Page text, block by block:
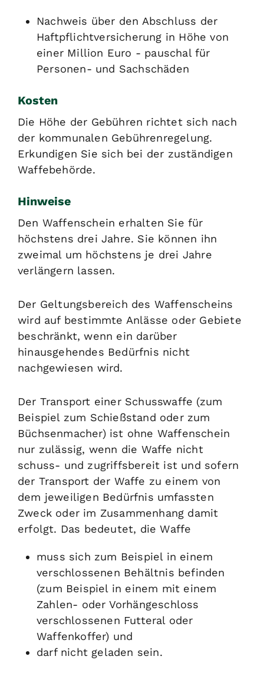
Nachweis über den Abschluss der
Haftpflichtversicherung in Höhe von
einer Million Euro - pauschal für
Personen- und Sachschäden
Kosten
Die Höhe der Gebühren richtet sich nach
der kommunalen Gebührenregelung.
Erkundigen Sie sich bei der zuständigen
Waffebehörde.
Hinweise
Den Waffenschein erhalten Sie für
höchstens drei Jahre. Sie können ihn
zweimal um höchstens je drei Jahre
verlängern lassen.
Der Geltungsbereich des Waffenscheins
wird auf bestimmte Anlässe oder Gebiete
beschränkt,wenn ein darüber
hinausgehendes Bedürfnis nicht
nachgewiesen wird.
Der Transport einer Schusswaffe (zum
Beispiel zum Schießstand oder zum
Büchsenmacher) ist ohne Waffenschein
nur zulässig, wenn die Waffe nicht
schuss- und zugriffsbereit ist und sofern
der Transport der Waffe zu einem von
dem jeweiligen Bedürfnis umfassten
Zweck oder im Zusammenhang damit
erfolgt. Das bedeutet, die Waffe
muss sich zum Beispiel in einem
verschlossenen Behältnis befinden
(zum Beispiel in einem mit einem
Zahlen- oder Vorhängeschloss
verschlossenen Futteral oder
Waffenkoffer) und
darf nicht geladen sein.